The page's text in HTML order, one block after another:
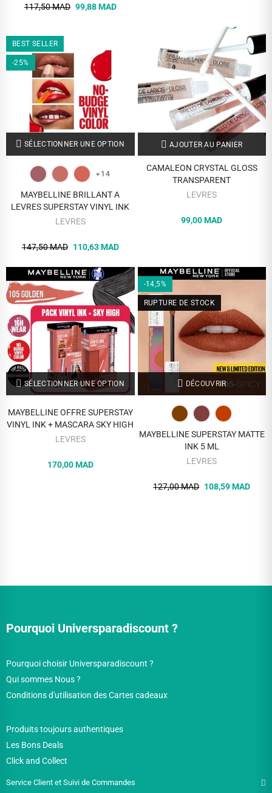
117,50 MAD 99,88 MAD
BEST SELLER
-25%
SÉLECTIONNER UNE OPTION
+14
MAYBELLINE BRILLANT A
LEVRES SUPERSTAY VINYL INK
LEVRES
147,50 MAD 110,63 MAD
AJOUTER AU PANIER
CAMALEON CRYSTAL GLOSS
TRANSPARENT
LEVRES
99,00 MAD
SÉLECTIONNER UNE OPTION
MAYBELLINE OFFRE SUPERSTAY
VINYL INK + MASCARA SKY HIGH
LEVRES
170,00 MAD
-14,5%
RUPTURE DE STOCK
DÉCOUVRIR
MAYBELLINE SUPERSTAY MATTE
INK 5 ML
LEVRES
127,00 MAD 108,59 MAD
Pourquoi Universparadiscount ?
Pourquoi choisir Universparadiscount ?
Qui sommes Nous ?
Conditions d'utilisation des Cartes cadeaux
Produits toujours authentiques
Les Bons Deals
Click and Collect
Service Client et Suivi de Commandes